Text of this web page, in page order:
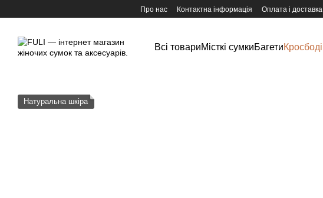
Про нас Контактна інформація Оплата і доставка
Всі товариМісткі сумкиБагетиКросбоді
Натуральна шкіра